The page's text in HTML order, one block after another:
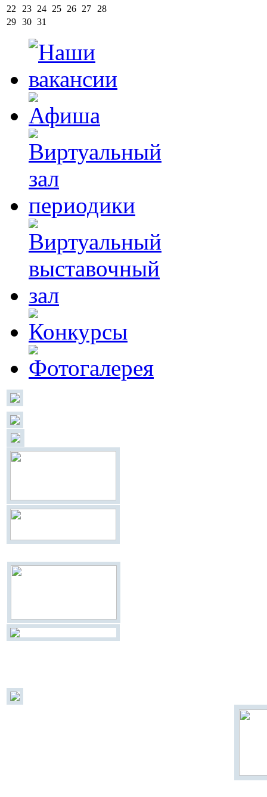
22
23 24 25 26 27
28
29 30 31